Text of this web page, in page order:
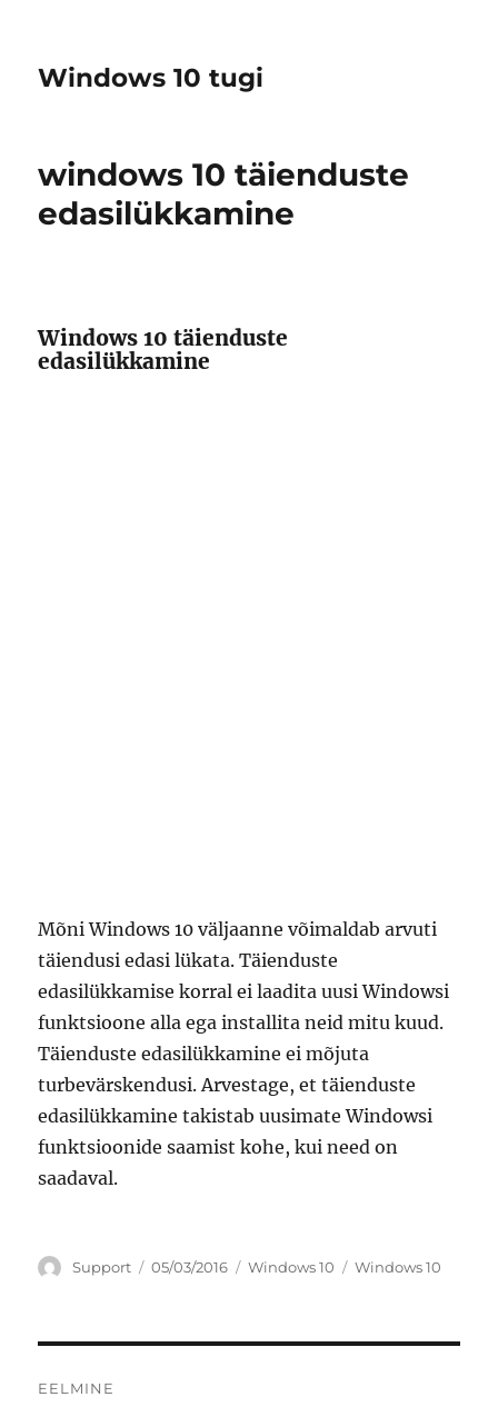
Windows 10 tugi
windows 10 täienduste
edasilükkamine
Windows 10 täienduste
edasilükkamine
Mõni Windows 10 väljaanne võimaldab arvuti
täiendusi edasi lükata. Täienduste
edasilükkamise korral ei laadita uusi Windowsi
funktsioone alla ega installita neid mitu kuud.
Täienduste edasilükkamine ei mõjuta
turbevärskendusi. Arvestage, et täienduste
edasilükkamine takistab uusimate Windowsi
funktsioonide saamist kohe, kui need on
saadaval.
Autor
Support Postitatud
05/03/2016 Rubriigid
Windows 10 Sildid
Windows 10
EELMINE